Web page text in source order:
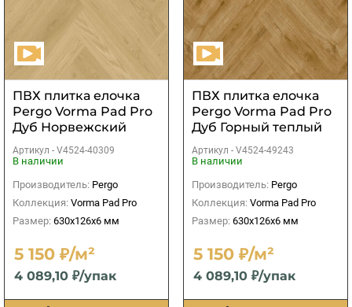
ПВХ плитка елочка
Pergo Vorma Pad Pro
Дуб Норвежский
натуральный
Артикул - V4524-40309
В наличии
Производитель: Pergo
Коллекция: Vorma Pad Pro
Размер: 630x126x6 мм
5 150 ₽/м²
4 089,10 ₽/упак
ПВХ плитка елочка
Pergo Vorma Pad Pro
Дуб Горный теплый
Артикул - V4524-49243
В наличии
Производитель: Pergo
Коллекция: Vorma Pad Pro
Размер: 630x126x6 мм
5 150 ₽/м²
4 089,10 ₽/упак